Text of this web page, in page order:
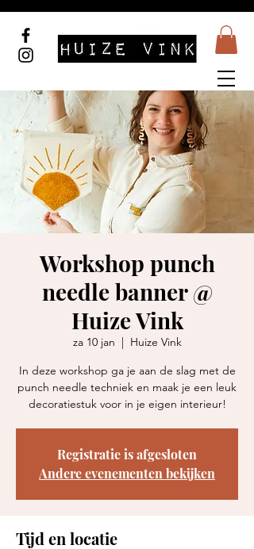
Workshop punch
needle banner @
Huize Vink
za 10 jan
  |
Huize Vink
In deze workshop ga je aan de slag met de
punch needle techniek en maak je een leuk
decoratiestuk voor in je eigen interieur!
Registratie is afgesloten
Andere evenementen bekijken
Tijd en locatie